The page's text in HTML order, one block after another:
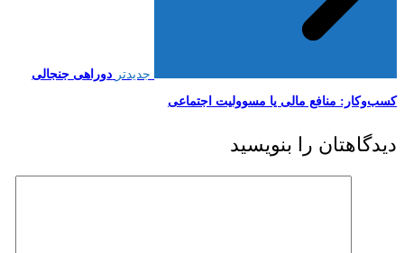
جدیدتر دوراهی جنجالی
کسب‌وکار: منافع مالی یا مسوولیت اجتماعی
دیدگاهتان را بنویسید